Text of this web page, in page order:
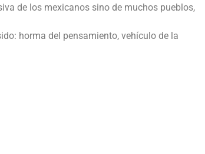
de los mexicanos sino de muchos pueblos,
horma del pensamiento, vehículo de la